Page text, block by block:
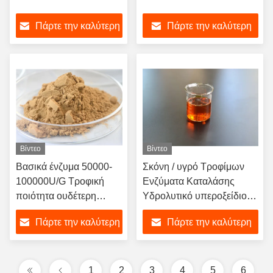
Πάρτε την καλύτερη Πάρτε την καλύτερη
Βίντεο
Βασικά ένζυμα 50000-
100000U/G Τροφική
ποιότητα ουδέτερη
πρωτεάση OEM ODM
Πάρτε την καλύτερη
Βίντεο
Σκόνη / υγρό Τροφίμων
Ενζύματα Καταλάσης
Υδρολυτικό υπεροξείδιο
του υδρογόνου
Πάρτε την καλύτερη
1 2 3 4 5 6